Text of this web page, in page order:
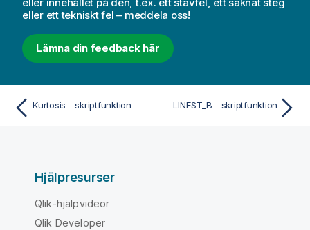
eller ett tekniskt fel – meddela oss!
Lämna din feedback här
Kurtosis - skriptfunktion LINEST_B - skriptfunktion
Hjälpresurser
Qlik-hjälpvideor
Qlik Developer